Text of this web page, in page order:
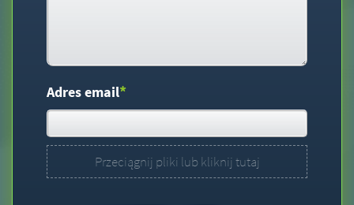
Adres email*
Przeciągnij pliki lub kliknij tutaj